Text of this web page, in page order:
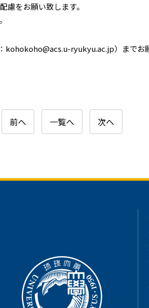
をお願い致します。
ryukyu.ac.jp）までお
前へ 一覧へ 次へ